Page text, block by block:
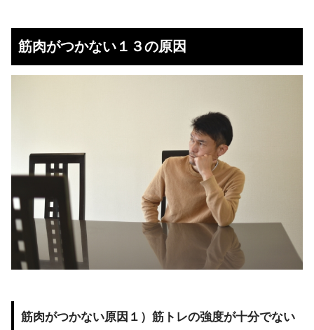
筋肉がつかない１３の原因
筋肉がつかない原因１）筋トレの強度が十分でない